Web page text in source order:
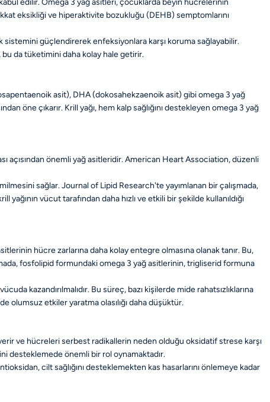
edilir. Omega 3 yağ asitleri, çocuklarda beyin hücrelerinin
eksikliği ve hiperaktivite bozukluğu (DEHB) semptomlarını
sistemini güçlendirerek enfeksiyonlara karşı koruma sağlayabilir.
bu da tüketimini daha kolay hale getirir.
asit), DHA (dokosahekzaenoik asit) gibi omega 3 yağ
öne çıkarır. Krill yağı, hem kalp sağlığını destekleyen omega 3 yağ
açısından önemli yağ asitleridir. American Heart Association, düzenli
sağlar. Journal of Lipid Research'te yayımlanan bir çalışmada,
vücut tarafından daha hızlı ve etkili bir şekilde kullanıldığı
hücre zarlarına daha kolay entegre olmasına olanak tanır. Bu,
fosfolipid formundaki omega 3 yağ asitlerinin, trigliserid formuna
kazandırılmalıdır. Bu süreç, bazı kişilerde mide rahatsızlıklarına
olumsuz etkiler yaratma olasılığı daha düşüktür.
ve hücreleri serbest radikallerin neden olduğu oksidatif strese karşı
desteklemede önemli bir rol oynamaktadır.
cilt sağlığını desteklemekten kas hasarlarını önlemeye kadar